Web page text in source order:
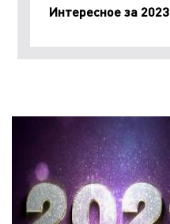
Интересное за 2023